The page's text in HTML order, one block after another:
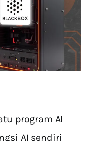
program AI
AI sendiri